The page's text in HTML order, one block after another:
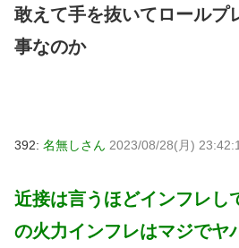
敢えて手を抜いてロールプ
事なのか
392: 名無しさん 2023/08/28(月)
近接は言うほどインフレ
の火力インフレはマジでヤ